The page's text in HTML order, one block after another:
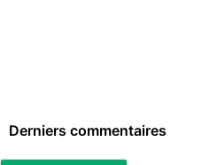
Derniers commentaires